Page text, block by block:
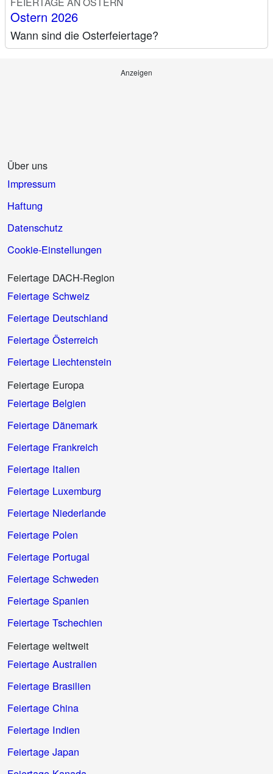
Ostern 2026
Wann sind die Osterfeiertage?
Anzeigen
Über uns
Impressum
Haftung
Datenschutz
Cookie-Einstellungen
Feiertage DACH-Region
Feiertage Schweiz
Feiertage Deutschland
Feiertage Österreich
Feiertage Liechtenstein
Feiertage Europa
Feiertage Belgien
Feiertage Dänemark
Feiertage Frankreich
Feiertage Italien
Feiertage Luxemburg
Feiertage Niederlande
Feiertage Polen
Feiertage Portugal
Feiertage Schweden
Feiertage Spanien
Feiertage Tschechien
Feiertage weltweit
Feiertage Australien
Feiertage Brasilien
Feiertage China
Feiertage Indien
Feiertage Japan